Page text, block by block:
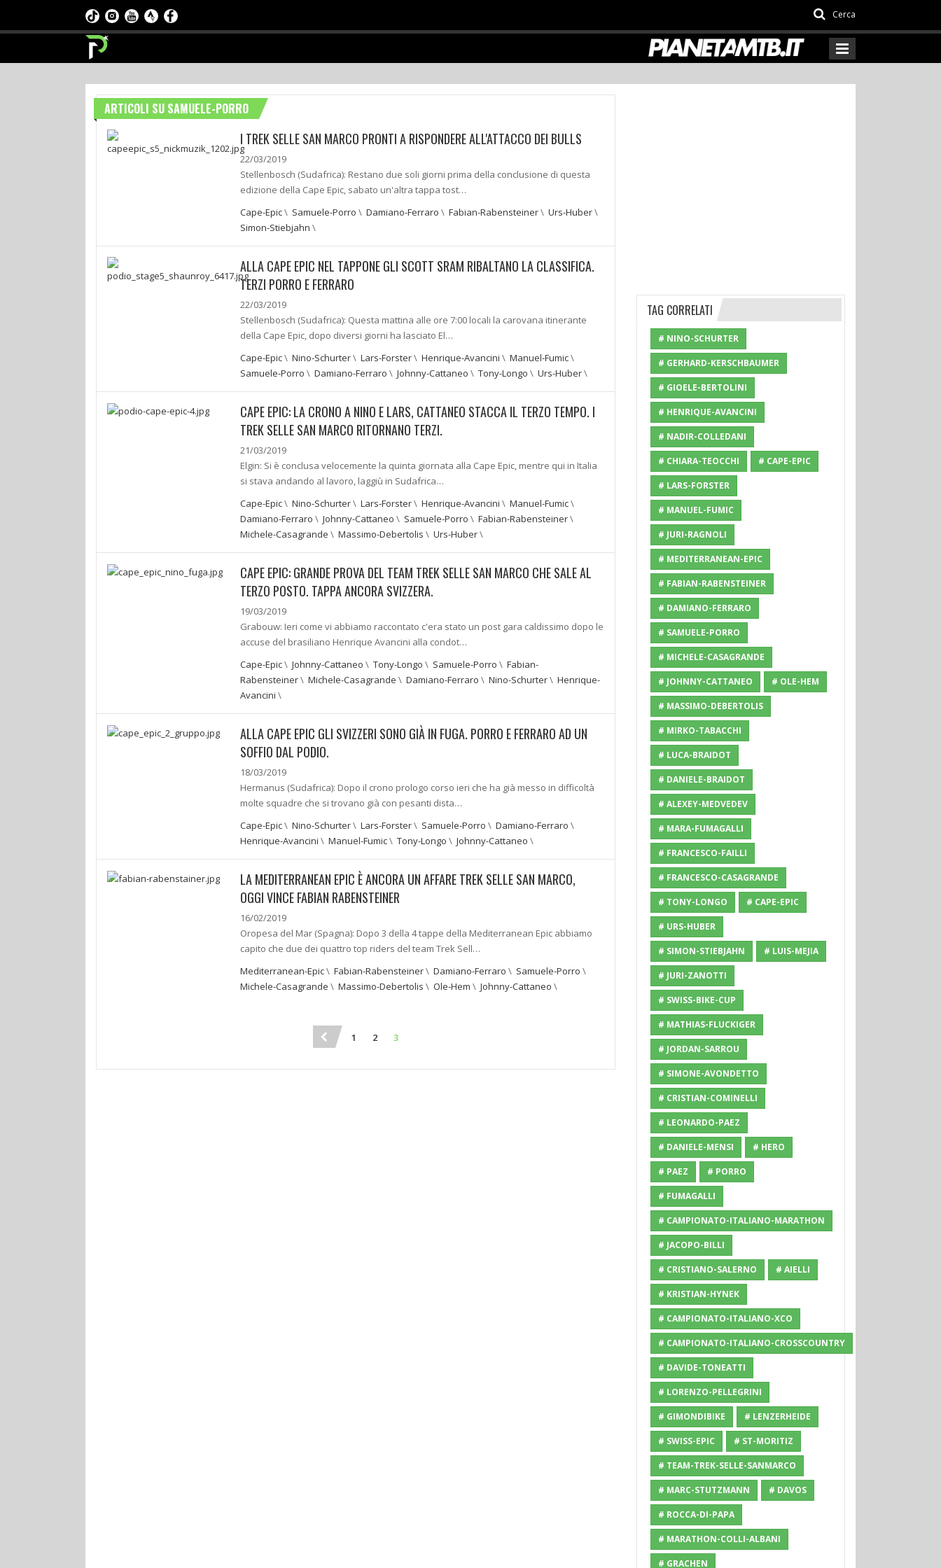
Cerca
ARTICOLI SU SAMUELE-PORRO
I TREK SELLE SAN MARCO PRONTI A RISPONDERE ALL'ATTACCO DEI BULLS
22/03/2019
Stellenbosch (Sudafrica): Restano due soli giorni prima della conclusione di questa
edizione della Cape Epic, sabato un'altra tappa tost…
Cape-Epic\ Samuele-Porro \ Damiano-Ferraro \ Fabian-Rabensteiner\ Urs-Huber\
Simon-Stiebjahn \
ALLA CAPE EPIC NEL TAPPONE GLI SCOTT SRAM RIBALTANO LA CLASSIFICA.
TERZI PORRO E FERRARO
22/03/2019
Stellenbosch (Sudafrica): Questa mattina alle ore 7:00 locali la carovana itinerante
della Cape Epic, dopo diversi giorni ha lasciato El…
Cape-Epic\ Nino-Schurter\ Lars-Forster\ Henrique-Avancini \ Manuel-Fumic\
Samuele-Porro \ Damiano-Ferraro \ Johnny-Cattaneo \ Tony-Longo \ Urs-Huber\
CAPE EPIC: LA CRONO A NINO E LARS, CATTANEO STACCA IL TERZO TEMPO. I
TREK SELLE SAN MARCO RITORNANO TERZI.
21/03/2019
Elgin: Si è conclusa velocemente la quinta giornata alla Cape Epic, mentre qui in Italia
si stava andando al lavoro, laggiù in Sudafrica…
Cape-Epic\ Nino-Schurter\ Lars-Forster\ Henrique-Avancini \ Manuel-Fumic\
Damiano-Ferraro \ Johnny-Cattaneo \ Samuele-Porro \ Fabian-Rabensteiner\
Michele-Casagrande \ Massimo-Debertolis \ Urs-Huber\
CAPE EPIC: GRANDE PROVA DEL TEAM TREK SELLE SAN MARCO CHE SALE AL
TERZO POSTO. TAPPA ANCORA SVIZZERA.
19/03/2019
Grabouw: Ieri come vi abbiamo raccontato c'era stato un post gara caldissimo dopo le
accuse del brasiliano Henrique Avancini alla condot…
Cape-Epic\ Johnny-Cattaneo \ Tony-Longo \ Samuele-Porro \ Fabian-
Rabensteiner\ Michele-Casagrande \ Damiano-Ferraro \ Nino-Schurter\ Henrique-
Avancini \
ALLA CAPE EPIC GLI SVIZZERI SONO GIÀ IN FUGA. PORRO E FERRARO AD UN
SOFFIO DAL PODIO.
18/03/2019
Hermanus (Sudafrica): Dopo il crono prologo corso ieri che ha già messo in difficoltà
molte squadre che si trovano già con pesanti dista…
Cape-Epic\ Nino-Schurter\ Lars-Forster\ Samuele-Porro \ Damiano-Ferraro \
Henrique-Avancini \ Manuel-Fumic\ Tony-Longo \ Johnny-Cattaneo \
LA MEDITERRANEAN EPIC È ANCORA UN AFFARE TREK SELLE SAN MARCO,
OGGI VINCE FABIAN RABENSTEINER
16/02/2019
Oropesa del Mar (Spagna): Dopo 3 della 4 tappe della Mediterranean Epic abbiamo
capito che due dei quattro top riders del team Trek Sell…
Mediterranean-Epic\ Fabian-Rabensteiner\ Damiano-Ferraro \ Samuele-Porro \
Michele-Casagrande \ Massimo-Debertolis \ Ole-Hem \ Johnny-Cattaneo \
1 2 3
TAG CORRELATI
# NINO-SCHURTER
# GERHARD-KERSCHBAUMER
# GIOELE-BERTOLINI
# HENRIQUE-AVANCINI
# NADIR-COLLEDANI
# CHIARA-TEOCCHI # CAPE-EPIC
# LARS-FORSTER
# MANUEL-FUMIC
# JURI-RAGNOLI
# MEDITERRANEAN-EPIC
# FABIAN-RABENSTEINER
# DAMIANO-FERRARO
# SAMUELE-PORRO
# MICHELE-CASAGRANDE
# JOHNNY-CATTANEO # OLE-HEM
# MASSIMO-DEBERTOLIS
# MIRKO-TABACCHI
# LUCA-BRAIDOT
# DANIELE-BRAIDOT
# ALEXEY-MEDVEDEV
# MARA-FUMAGALLI
# FRANCESCO-FAILLI
# FRANCESCO-CASAGRANDE
# TONY-LONGO # CAPE-EPIC
# URS-HUBER
# SIMON-STIEBJAHN # LUIS-MEJIA
# JURI-ZANOTTI
# SWISS-BIKE-CUP
# MATHIAS-FLUCKIGER
# JORDAN-SARROU
# SIMONE-AVONDETTO
# CRISTIAN-COMINELLI
# LEONARDO-PAEZ
# DANIELE-MENSI # HERO
# PAEZ # PORRO
# FUMAGALLI
# CAMPIONATO-ITALIANO-MARATHON
# JACOPO-BILLI
# CRISTIANO-SALERNO # AIELLI
# KRISTIAN-HYNEK
# CAMPIONATO-ITALIANO-XCO
# CAMPIONATO-ITALIANO-CROSSCOUNTRY
# DAVIDE-TONEATTI
# LORENZO-PELLEGRINI
# GIMONDIBIKE # LENZERHEIDE
# SWISS-EPIC # ST-MORITIZ
# TEAM-TREK-SELLE-SANMARCO
# MARC-STUTZMANN # DAVOS
# ROCCA-DI-PAPA
# MARATHON-COLLI-ALBANI
# GRACHEN